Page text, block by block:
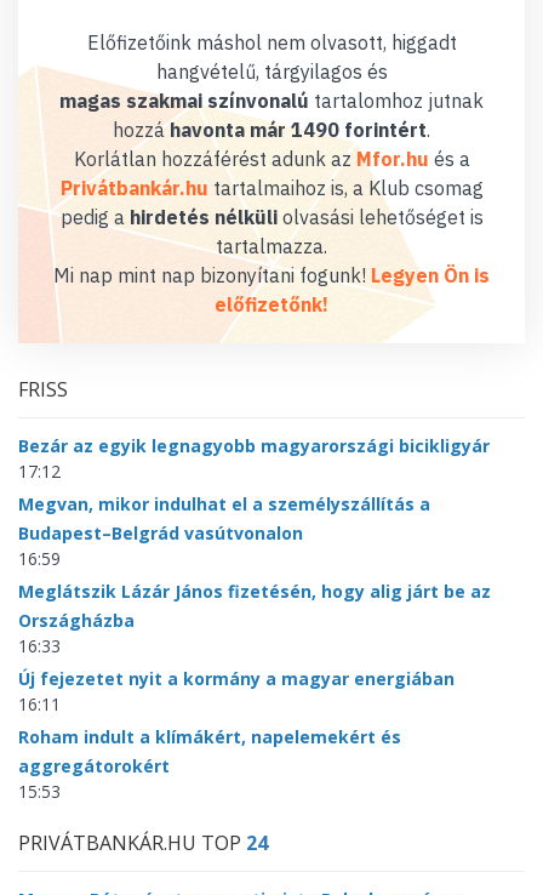
Előfizetőink máshol nem olvasott, higgadt
hangvételű, tárgyilagos és
magas szakmai színvonalú tartalomhoz jutnak
hozzáhavonta már 1490 forintért.
Korlátlan hozzáférést adunk az Mfor.hu és a
Privátbankár.hu tartalmaihoz is, a Klub csomag
pedig a hirdetés nélküliolvasási lehetőséget is
tartalmazza.
Mi nap mint nap bizonyítani fogunk! Legyen Ön is
előfizetőnk!
FRISS
Bezár az egyik legnagyobb magyarországi bicikligyár
17:12
Megvan, mikor indulhat el a személyszállítás a
Budapest–Belgrád vasútvonalon
16:59
Meglátszik Lázár János fizetésén, hogy alig járt be az
Országházba
16:33
Új fejezetet nyit a kormány a magyar energiában
16:11
Roham indult a klímákért, napelemekért és
aggregátorokért
15:53
PRIVÁTBANKÁR.HU TOP 24